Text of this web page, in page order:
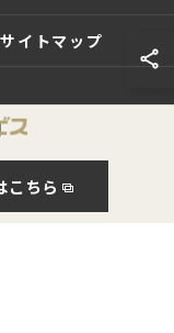
こちら
サイトマップ
ルフサービス ALL RIGHTS